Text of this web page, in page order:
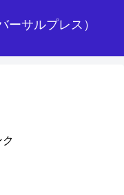
ーサルプレス）